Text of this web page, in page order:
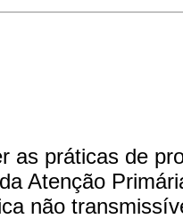
as práticas de
Atenção
não